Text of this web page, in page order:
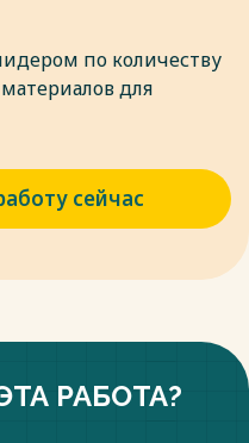
по количеству
для
сейчас
РАБОТА?